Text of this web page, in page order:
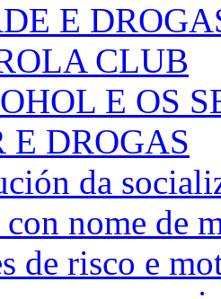
E
CLUB
E OS
DROGAS
da
con nome de
de risco e